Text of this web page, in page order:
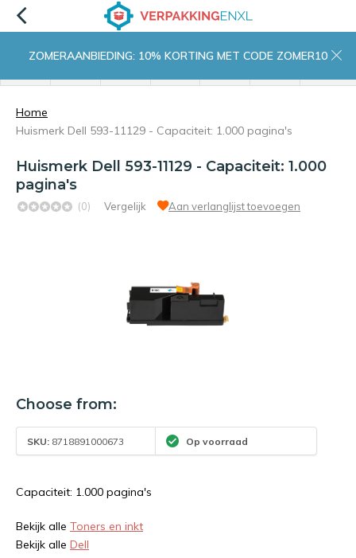
ZOMERAANBIEDING: 10% KORTING MET CODE ZOMER10
Home
Huismerk Dell 593-11129 - Capaciteit: 1.000 pagina's
Huismerk Dell 593-11129 - Capaciteit: 1.000
pagina's
(0) Vergelijk Aan verlanglijst toevoegen
Choose from:
SKU: 8718891000673 Op voorraad
Capaciteit: 1.000 pagina's
Bekijk alle Toners en inkt
Bekijk alle Dell